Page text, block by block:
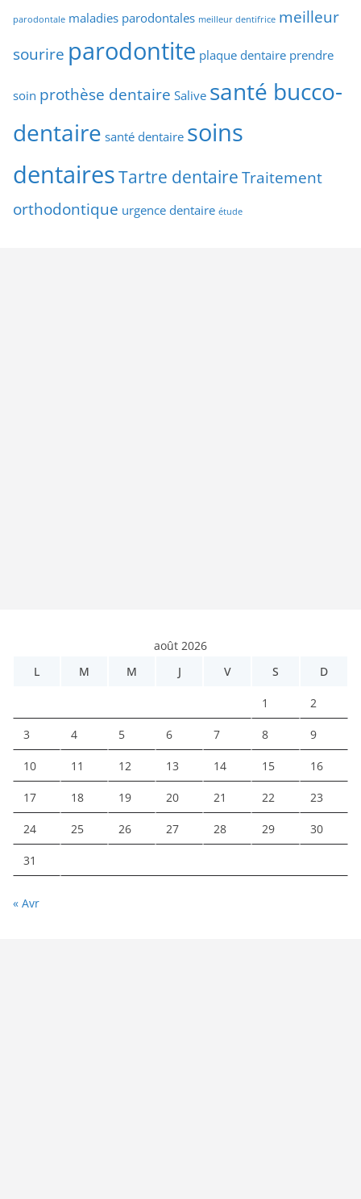
parodontale maladies parodontales meilleur dentifrice meilleur
sourire parodontite plaque dentaire prendre
soin prothèse dentaire Salive santé bucco-
dentaire santé dentaire soins
dentairesTartre dentaire Traitement
orthodontique urgence dentaire étude
août 2026
L
M M J V S D
1 2
3 4 5 6 7 8 9
10 11 12 13 14 15 16
17 18 19 20 21 22 23
24 25 26 27 28 29 30
31
« Avr